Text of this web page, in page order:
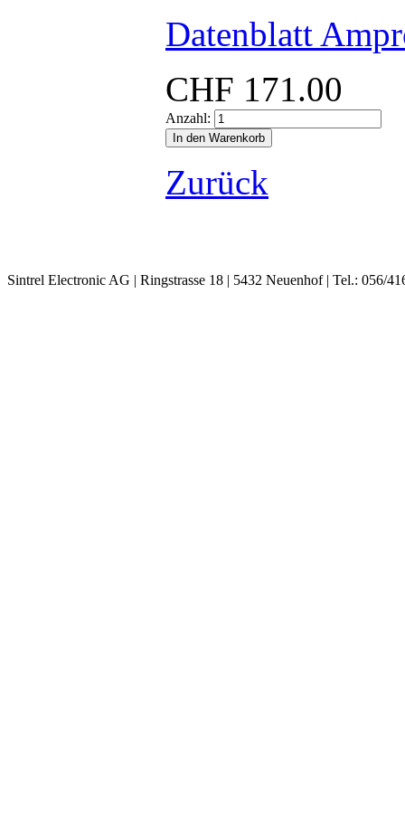
Datenblatt
CHF 171.00
Anzahl:
Zurück
Sintrel Electronic AG | Ringstrasse 18 | 5432 Neuenhof | Tel.: 056/